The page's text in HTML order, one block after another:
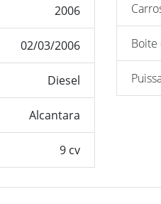
2006
02/03/2006
Diesel
Alcantara
9 cv
Boite